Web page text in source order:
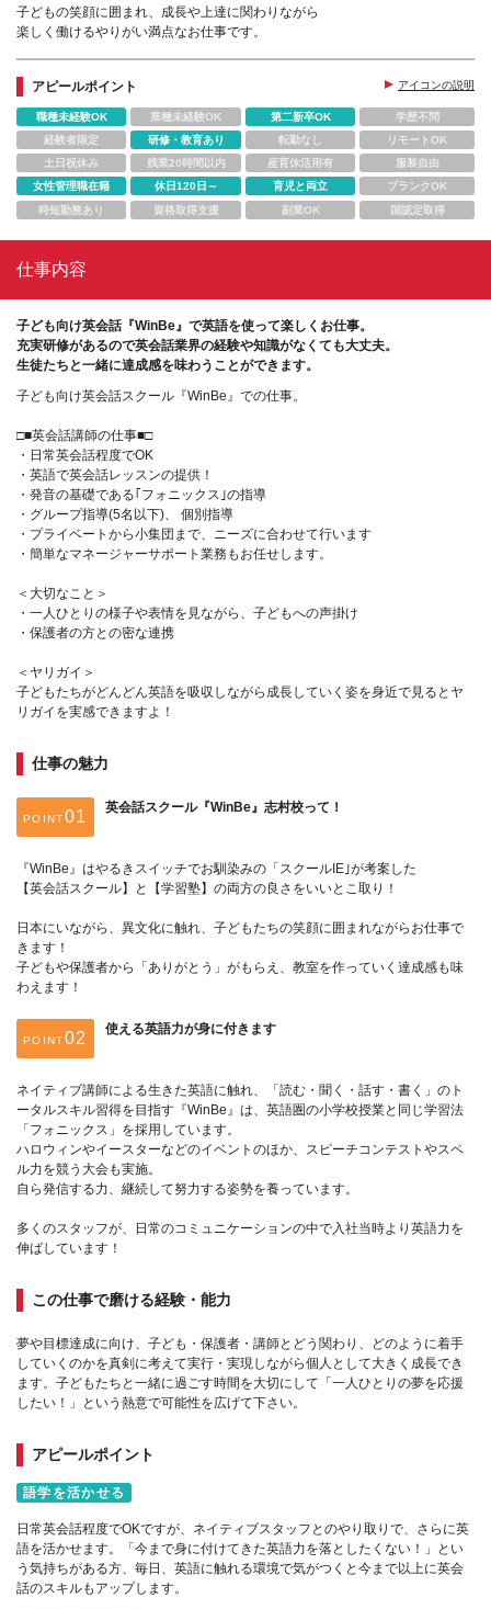
子どもの笑顔に囲まれ、成長や上達に関わりながら
楽しく働けるやりがい満点なお仕事です。
アピールポイント アイコンの説明
職種未経験OK 業種未経験OK 第二新卒OK
学歴不問
経験者限定
研修・教育あり 転勤なし
リモートOK
土日祝休み
残業20時間以内 産育休活用有
服装自由
女性管理職在籍
休日120日～ 育児と両立
ブランクOK
時短勤務あり
資格取得支援 副業OK 国認定取得
仕事内容
子ども向け英会話『WinBe』で英語を使って楽しくお仕事。
充実研修があるので英会話業界の経験や知識がなくても大丈夫。
生徒たちと一緒に達成感を味わうことができます。
子ども向け英会話スクール『WinBe』での仕事。
□■英会話講師の仕事■□
・日常英会話程度でOK
・英語で英会話レッスンの提供！
・発音の基礎である｢フォニックス｣の指導
・グループ指導(5名以下)、 個別指導
・プライベートから小集団まで、ニーズに合わせて行います
・簡単なマネージャーサポート業務もお任せします。
＜大切なこと＞
・一人ひとりの様子や表情を見ながら、子どもへの声掛け
・保護者の方との密な連携
＜ヤリガイ＞
子どもたちがどんどん英語を吸収しながら成長していく姿を身近で見るとヤ
リガイを実感できますよ！
仕事の魅力
POINT
英会話スクール『WinBe』志村校って！
『WinBe』はやるきスイッチでお馴染みの「スクールIE｣が考案した
【英会話スクール】と【学習塾】の両方の良さをいいとこ取り！
日本にいながら、異文化に触れ、子どもたちの笑顔に囲まれながらお仕事で
きます！
子どもや保護者から「ありがとう」がもらえ、教室を作っていく達成感も味
わえます！
POINT
使える英語力が身に付きます
ネイティブ講師による生きた英語に触れ、「読む・聞く・話す・書く」のト
ータルスキル習得を目指す『WinBe』は、英語圏の小学校授業と同じ学習法
「フォニックス」を採用しています。
ハロウィンやイースターなどのイベントのほか、スピーチコンテストやスペ
ル力を競う大会も実施。
自ら発信する力、継続して努力する姿勢を養っています。
多くのスタッフが、日常のコミュニケーションの中で入社当時より英語力を
伸ばしています！
この仕事で磨ける経験・能力
夢や目標達成に向け、子ども・保護者・講師とどう関わり、どのように着手
していくのかを真剣に考えて実行・実現しながら個人として大きく成長でき
ます。子どもたちと一緒に過ごす時間を大切にして「一人ひとりの夢を応援
したい！」という熱意で可能性を広げて下さい。
アピールポイント
語学を活かせる
日常英会話程度でOKですが、ネイティブスタッフとのやり取りで、さらに英
語を活かせます。「今まで身に付けてきた英語力を落としたくない！」とい
う気持ちがある方、毎日、英語に触れる環境で気がつくと今まで以上に英会
話のスキルもアップします。